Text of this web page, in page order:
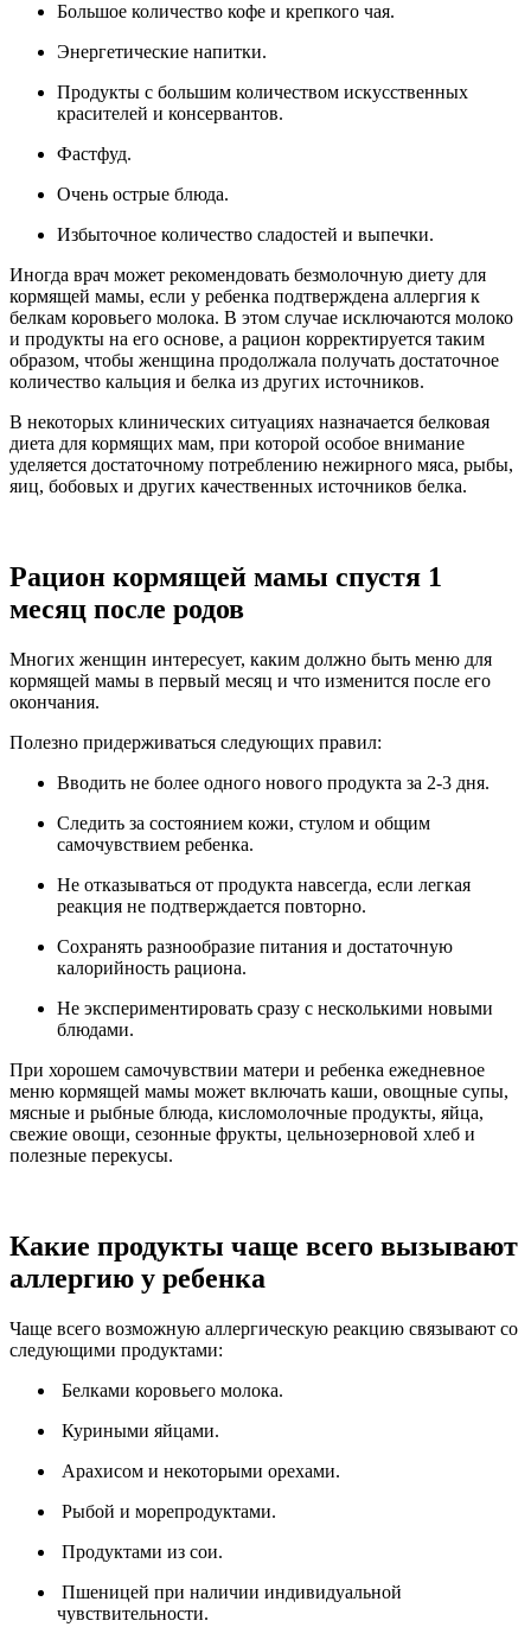
Большое количество кофе и крепкого чая.
Энергетические напитки.
Продукты с большим количеством искусственных
красителей и консервантов.
Фастфуд.
Очень острые блюда.
Избыточное количество сладостей и выпечки.
Иногда врач может рекомендовать безмолочную диету для
кормящей мамы, если у ребенка подтверждена аллергия к
белкам коровьего молока. В этом случае исключаются молоко
и продукты на его основе, а рацион корректируется таким
образом, чтобы женщина продолжала получать достаточное
количество кальция и белка из других источников.
В некоторых клинических ситуациях назначается белковая
диета для кормящих мам, при которой особое внимание
уделяется достаточному потреблению нежирного мяса, рыбы,
яиц, бобовых и других качественных источников белка.
Рацион кормящей мамы спустя 1
месяц после родов
Многих женщин интересует, каким должно быть меню для
кормящей мамы в первый месяц и что изменится после его
окончания.
Полезно придерживаться следующих правил:
Вводить не более одного нового продукта за 2-3 дня.
Следить за состоянием кожи, стулом и общим
самочувствием ребенка.
Не отказываться от продукта навсегда, если легкая
реакция не подтверждается повторно.
Сохранять разнообразие питания и достаточную
калорийность рациона.
Не экспериментировать сразу с несколькими новыми
блюдами.
При хорошем самочувствии матери и ребенка ежедневное
меню кормящей мамы может включать каши, овощные супы,
мясные и рыбные блюда, кисломолочные продукты, яйца,
свежие овощи, сезонные фрукты, цельнозерновой хлеб и
полезные перекусы.
Какие продукты чаще всего вызывают
аллергию у ребенка
Чаще всего возможную аллергическую реакцию связывают со
следующими продуктами:
Белками коровьего молока.
Куриными яйцами.
Арахисом и некоторыми орехами.
Рыбой и морепродуктами.
Продуктами из сои.
Пшеницей при наличии индивидуальной
чувствительности.